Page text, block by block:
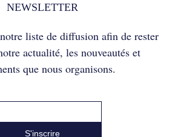
NEWSLETTER
liste de diffusion afin de rester
actualité, les nouveautés et
que nous organisons.